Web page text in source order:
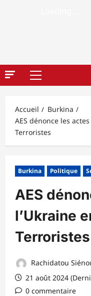
Menu
Accueil
Burkina
AES dénonce les
Terroristes
Burkina Politique
AES
l’Ukraine
Terroristes
Rachidatou
21 août 2024
0 commentaire